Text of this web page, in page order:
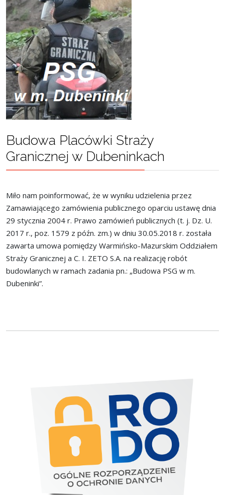
Budowa Placówki Straży
Granicznej w Dubeninkach
Miło nam poinformować, że w wyniku udzielenia przez
Zamawiającego zamówienia publicznego oparciu ustawę dnia
29 stycznia 2004 r. Prawo zamówień publicznych (t. j. Dz. U.
2017 r., poz. 1579 z późn. zm.) w dniu 30.05.2018 r. została
zawarta umowa pomiędzy Warmińsko-Mazurskim Oddziałem
Straży Granicznej a C. I. ZETO S.A. na realizację robót
budowlanych w ramach zadania pn.: „Budowa PSG w m.
Dubeninki”.